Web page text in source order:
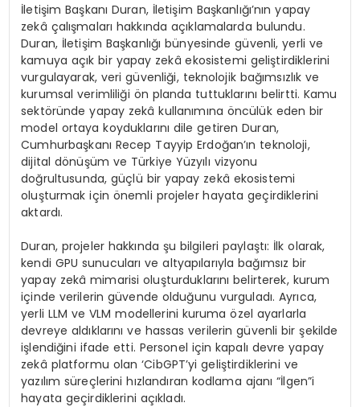
İletişim Başkanı Duran, İletişim Başkanlığı’nın yapay
zekâ çalışmaları hakkında açıklamalarda bulundu.
Duran, İletişim Başkanlığı bünyesinde güvenli, yerli ve
kamuya açık bir yapay zekâ ekosistemi geliştirdiklerini
vurgulayarak, veri güvenliği, teknolojik bağımsızlık ve
kurumsal verimliliği ön planda tuttuklarını belirtti. Kamu
sektöründe yapay zekâ kullanımına öncülük eden bir
model ortaya koyduklarını dile getiren Duran,
Cumhurbaşkanı Recep Tayyip Erdoğan’ın teknoloji,
dijital dönüşüm ve Türkiye Yüzyılı vizyonu
doğrultusunda, güçlü bir yapay zekâ ekosistemi
oluşturmak için önemli projeler hayata geçirdiklerini
aktardı.
Duran, projeler hakkında şu bilgileri paylaştı: İlk olarak,
kendi GPU sunucuları ve altyapılarıyla bağımsız bir
yapay zekâ mimarisi oluşturduklarını belirterek, kurum
içinde verilerin güvende olduğunu vurguladı. Ayrıca,
yerli LLM ve VLM modellerini kuruma özel ayarlarla
devreye aldıklarını ve hassas verilerin güvenli bir şekilde
işlendiğini ifade etti. Personel için kapalı devre yapay
zekâ platformu olan ‘CibGPT’yi geliştirdiklerini ve
yazılım süreçlerini hızlandıran kodlama ajanı “İlgen”i
hayata geçirdiklerini açıkladı.